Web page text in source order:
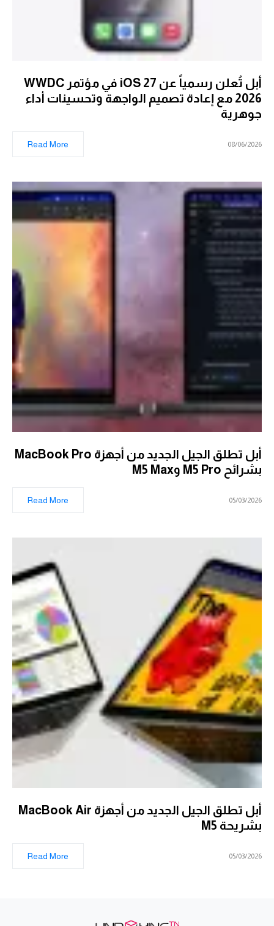
أبل تُعلن رسمياً عن iOS 27 في مؤتمر WWDC
2026 مع إعادة تصميم الواجهة وتحسينات أداء
جوهرية
08/06/2026
Read More
أبل تطلق الجيل الجديد من أجهزة MacBook Pro
بشرائح M5 Pro وM5 Max
05/03/2026
Read More
أبل تطلق الجيل الجديد من أجهزة MacBook Air
بشريحة M5
05/03/2026
Read More